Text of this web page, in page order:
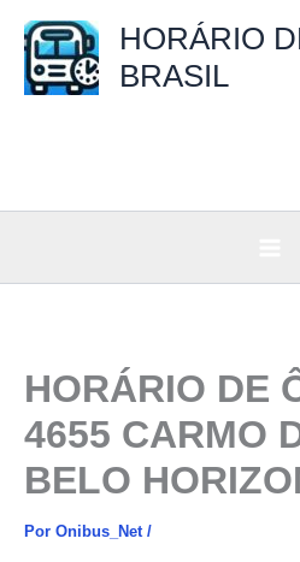
para
HORÁRIO
BRASIL
HORÁRIO DE
4655 CARMO
BELO
Por Onibus_Net /